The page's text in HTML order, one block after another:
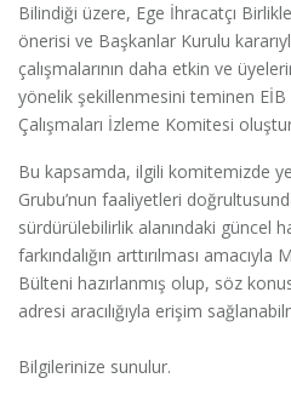
Bilindiği üzere, Ege İhracatçı
önerisi ve Başkanlar Kurulu
çalışmalarının daha etkin ve
yönelik şekillenmesini teminen
Çalışmaları İzleme Komitesi
Bu kapsamda, ilgili komitemizde
Grubu’nun faaliyetleri
sürdürülebilirlik alanındaki güncel
farkındalığın arttırılması
Bülteni hazırlanmış olup, söz
adresi aracılığıyla erişim
Bilgilerinize sunulur.